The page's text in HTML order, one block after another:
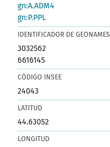
gn:A.ADM4
gn:P.PPL
IDENTIFICADOR DE GEONAMES
3032562
6616145
CÓDIGO INSEE
24043
LATITUD
44.63052
LONGITUD